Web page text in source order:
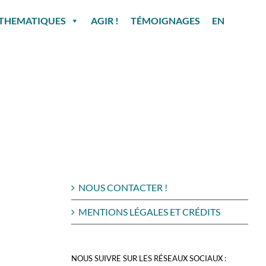
AGIR ! TÉMOIGNAGES EN
NOUS CONTACTER !
MENTIONS LÉGALES ET CRÉDITS
NOUS SUIVRE SUR LES RÉSEAUX SOCIAUX :